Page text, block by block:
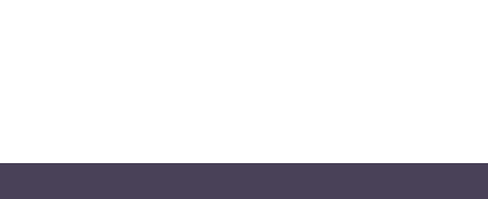
Молотова» в дом с ребенком